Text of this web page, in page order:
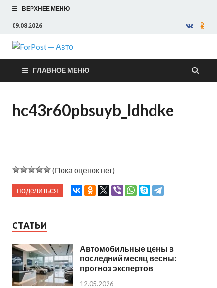
ВЕРХНЕЕ МЕНЮ
09.08.2026
ForPost —
Авто
ГЛАВНОЕ МЕНЮ
hc43r60pbsuyb_ldhdke
(Пока оценок нет)
поделиться
СТАТЬИ
Автомобильные цены в
последний месяц весны:
прогноз экспертов
12.05.2026